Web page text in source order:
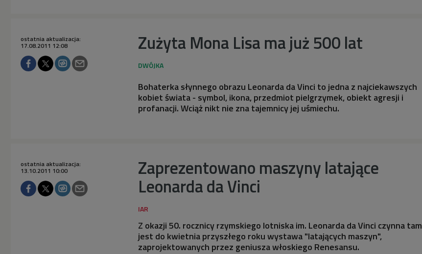
Zużyta Mona Lisa ma już 500 lat
ostatnia aktualizacja:
17.08.2011 12:08
Bohaterka słynnego obrazu Leonarda da Vinci to jedna z najciekawszych
kobiet świata - symbol, ikona, przedmiot pielgrzymek, obiekt agresji i
profanacji. Wciąż nikt nie zna tajemnicy jej uśmiechu.
Zaprezentowano maszyny latające
Leonarda da Vinci
ostatnia aktualizacja:
13.10.2011 10:00
Z okazji 50. rocznicy rzymskiego lotniska im. Leonarda da Vinci czynna tam
jest do kwietnia przyszłego roku wystawa "latających maszyn",
zaprojektowanych przez geniusza włoskiego Renesansu.